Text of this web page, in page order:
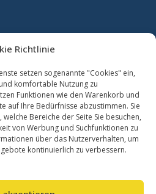
Richtlinie
setzen sogenannte "Cookies" ein,
komfortable Nutzung zu
Funktionen wie den Warenkorb und
auf Ihre Bedürfnisse abzustimmen. Sie
Bereiche der Seite Sie besuchen,
von Werbung und Suchfunktionen zu
über das Nutzerverhalten, um
kontinuierlich zu verbessern.
| Tu was – gesund leben,